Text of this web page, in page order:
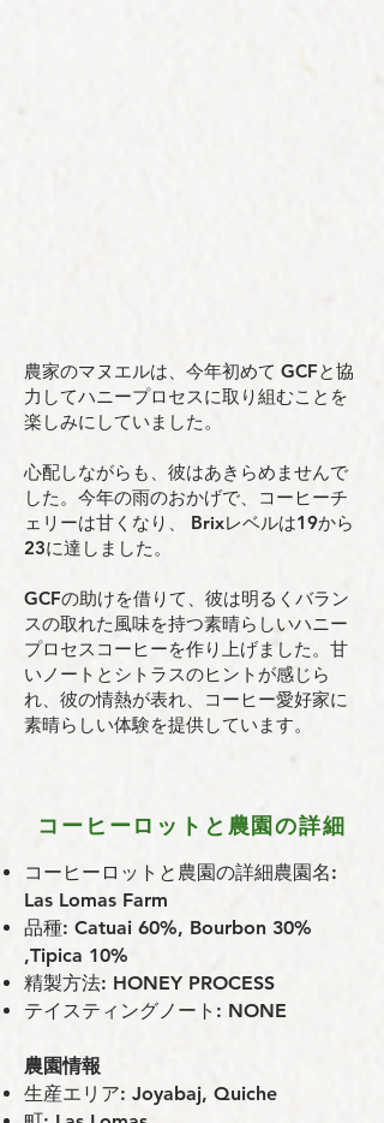
農家のマヌエルは、今年初めて GCFと協
力してハニープロセスに取り組むことを
楽しみにしていました。
心配しながらも、彼はあきらめませんで
した。今年の雨のおかげで、コーヒーチ
ェリーは甘くなり、 Brixレベルは19から
23に達しました。
GCFの助けを借りて、彼は明るくバラン
スの取れた風味を持つ素晴らしいハニー
プロセスコーヒーを作り上げました。甘
いノートとシトラスのヒントが感じら
れ、彼の情熱が表れ、コーヒー愛好家に
素晴らしい体験を提供しています。
コーヒーロットと農園の詳細
コーヒーロットと農園の詳細農園名:
Las Lomas Farm
品種: Catuai 60%, Bourbon 30%
,Tipica 10%
精製方法: HONEY PROCESS
テイスティングノート: NONE
農園情報
⽣産エリア: Joyabaj, Quiche